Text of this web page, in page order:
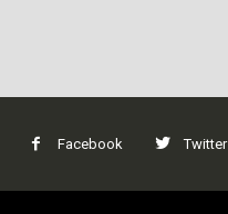
Facebook Twitter